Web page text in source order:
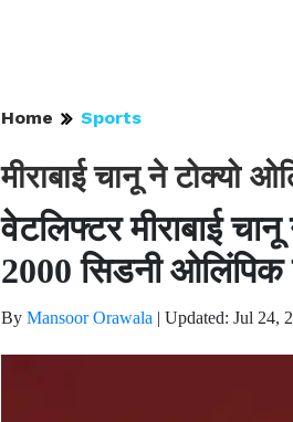
Home Sports
मीराबाई चानू ने टोक्यो
वेटलिफ्टर मीराबाई
2000 सिडनी
By Mansoor Orawala | Updated: Jul 24,